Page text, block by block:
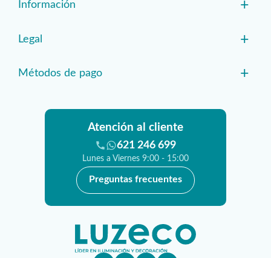
Información +
Legal +
Métodos de pago +
Atención al cliente
621 246 699
Lunes a Viernes 9:00 - 15:00
Preguntas frecuentes